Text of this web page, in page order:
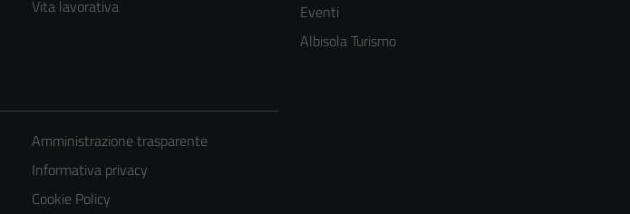
Vita lavorativa
Eventi
Albisola Turismo
Amministrazione trasparente
Informativa privacy
Cookie Policy